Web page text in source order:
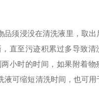
品须浸没在清洗液里，取出
直至污迹积累过多导致清
小时的时间，如果附着物
液可缩短清洗时间，也可用